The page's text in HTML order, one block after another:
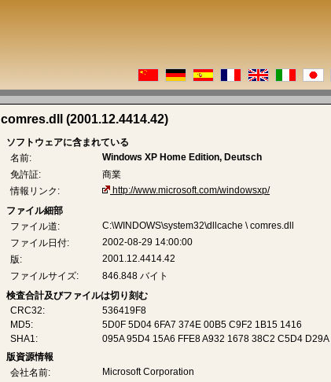
comres.dll (2001.12.4414.42)
ソフトウェアに含まれている
名前:
Windows XP Home Edition, Deutsch
免許証:
商業
情報リンク:
http://www.microsoft.com/windowsxp/
ファイル細部
ファイル道:
C:\WINDOWS\system32\dllcache \ comres.dll
ファイル日付:
2002-08-29 14:00:00
版:
2001.12.4414.42
ファイルサイズ:
846.848 バイト
検査合計及びファイルは切り刻む
CRC32:
536419F8
MD5:
5D0F 5D04 6FA7 374E 00B5 C9F2 1B15 1416
SHA1:
095A 95D4 15A6 FFE8 A932 1678 38C2 C5D4
版資源情報
会社名前:
Microsoft Corporation